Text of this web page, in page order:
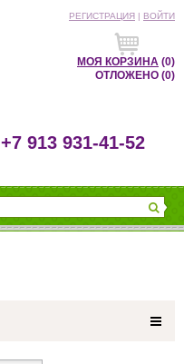
РЕГИСТРАЦИЯ | ВОЙТИ
МОЯ КОРЗИНА (0)
ОТЛОЖЕНО (0)
+7 913 931-41-52